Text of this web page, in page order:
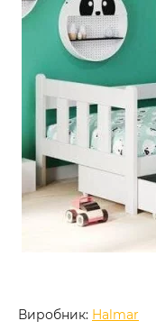
Виробник: Halmar